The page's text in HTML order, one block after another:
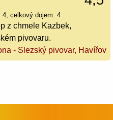
celkový dojem: 4
z chmele Kazbek,
pivovaru.
- Slezský pivovar, Havířov